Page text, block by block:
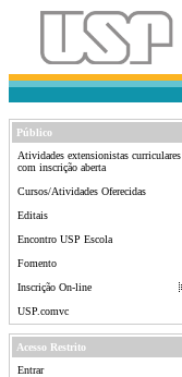
Público
Atividades extensionistas curriculares
com inscrição aberta
Cursos/Atividades Oferecidas
Editais
Encontro USP Escola
Fomento
Inscrição On-line
USP.comvc
Acesso Restrito
Entrar